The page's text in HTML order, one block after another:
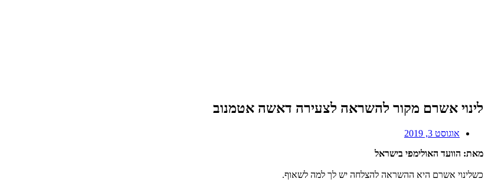
לינוי אשרם מקור להשראה לצעירה דאשה אטמנוב
אוגוסט 3, 2019
מאת: הוועד האולימפי בישראל
כשלינוי אשרם היא ההשראה להצלחה יש לך למה לשאוף.